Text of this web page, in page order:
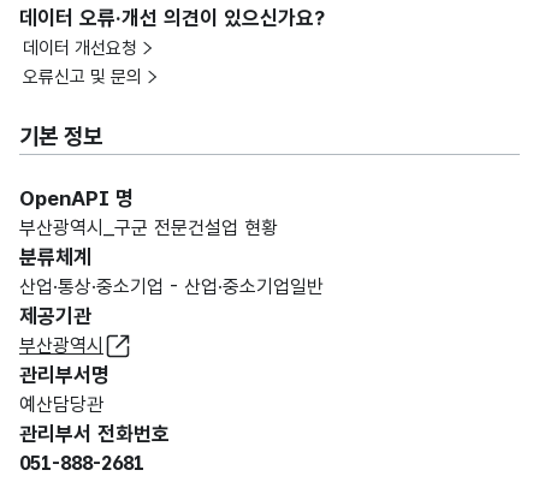
데이터 오류·개선 의견이 있으신가요?
데이터 개선요청
오류신고 및 문의
기본 정보
OpenAPI 명
부산광역시_구군 전문건설업 현황
분류체계
산업·통상·중소기업 - 산업·중소기업일반
제공기관
부산광역시
관리부서명
예산담당관
관리부서 전화번호
051-888-2681